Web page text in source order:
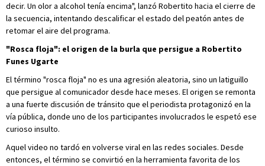
decir. Un olor a alcohol tenía encima", lanzó Robertito hacia el cierre de
la secuencia, intentando descalificar el estado del peatón antes de
retomar el aire del programa.
"Rosca floja": el origen de la burla que persigue a Robertito
Funes Ugarte
El término "rosca floja" no es una agresión aleatoria, sino un latiguillo
que persigue al comunicador desde hace meses. El origen se remonta
a una fuerte discusión de tránsito que el periodista protagonizó en la
vía pública, donde uno de los participantes involucrados le espetó ese
curioso insulto.
Aquel video no tardó en volverse viral en las redes sociales. Desde
entonces, el término se convirtió en la herramienta favorita de los